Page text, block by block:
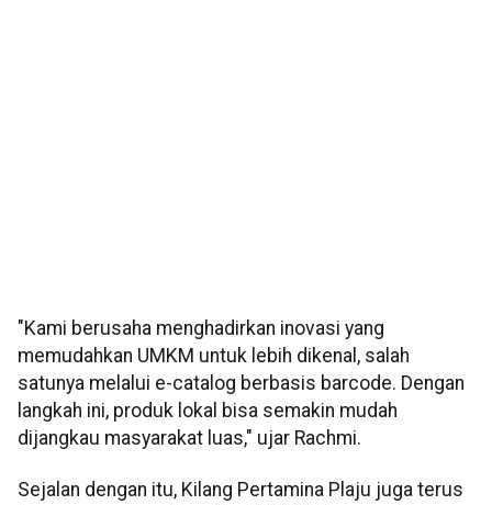
"Kami berusaha menghadirkan inovasi yang
memudahkan UMKM untuk lebih dikenal, salah
satunya melalui e-catalog berbasis barcode. Dengan
langkah ini, produk lokal bisa semakin mudah
dijangkau masyarakat luas," ujar Rachmi.
Sejalan dengan itu, Kilang Pertamina Plaju juga terus